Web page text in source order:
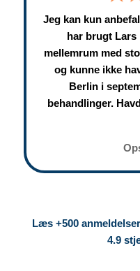
Jeg kan kun
har brugt
mellemrum med
og kunne ikke
Berlin i
behandlinger.
Læs +500
4.9